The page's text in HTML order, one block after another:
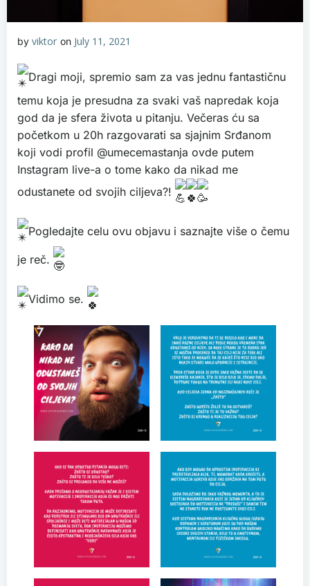
by viktor on July 11, 2021
Dragi moji, spremio sam za vas jednu fantastičnu
temu koja je presudna za svaki vaš napredak koja
god da je sfera života u pitanju. Večeras ću sa
početkom u 20h razgovarati sa sjajnim Srđanom
koji vodi profil @umecemastanja ovde putem
Instagram live-a o tome kako da nikad me
odustanete od svojih ciljeva?!
Pogledajte celu ovu objavu i saznajte više o čemu
je reč.
Vidimo se.